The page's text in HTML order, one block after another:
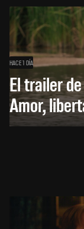
HACE 1 DÍA
El trailer
Amor,